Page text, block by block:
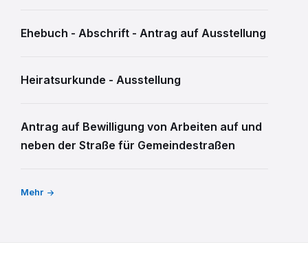
Ehebuch - Abschrift - Antrag auf Ausstellung
Heiratsurkunde - Ausstellung
Antrag auf Bewilligung von Arbeiten auf und
neben der Straße für Gemeindestraßen
Mehr